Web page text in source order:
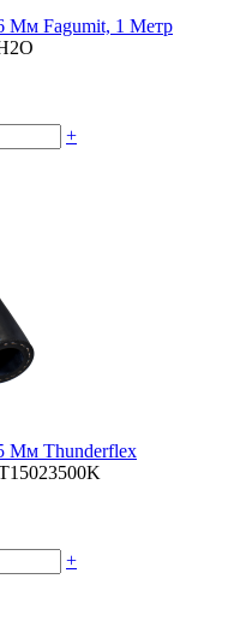
Мм Fagumit, 1 Метр
+
Мм Thunderflex
+